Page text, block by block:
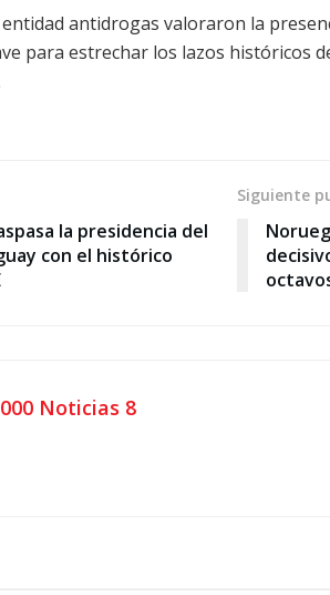
antidrogas valoraron la
para estrechar los lazos históricos
la presidencia del
con el histórico
Siguiente
Noticias 8